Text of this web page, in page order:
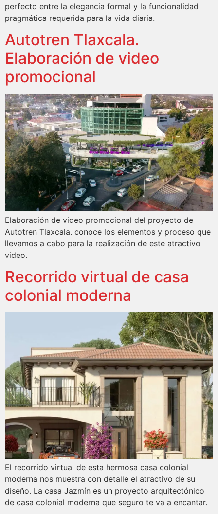
perfecto entre la elegancia formal y la funcionalidad
pragmática requerida para la vida diaria.
Autotren Tlaxcala.
Elaboración de video
promocional
Elaboración de video promocional del proyecto de
Autotren Tlaxcala. conoce los elementos y proceso que
llevamos a cabo para la realización de este atractivo
video.
Recorrido virtual de casa
colonial moderna
El recorrido virtual de esta hermosa casa colonial
moderna nos muestra con detalle el atractivo de su
diseño. La casa Jazmín es un proyecto arquitectónico
de casa colonial moderna que seguro te va a encantar.